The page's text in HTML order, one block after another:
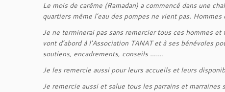
Le mois de carême (Ramadan) a commencé dans une
quartiers même l’eau des pompes ne vient pas.
Je ne terminerai pas sans remercier tous ces hommes
vont d’abord à l’Association TANAT et à ses
soutiens, encadrements, conseils …….
Je les remercie aussi pour leurs accueils et leurs
Je remercie aussi et salue tous les parrains et marraines